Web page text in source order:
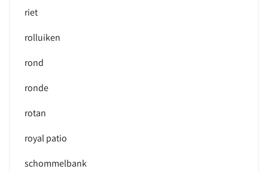
riet
rolluiken
rond
ronde
rotan
royal patio
schommelbank